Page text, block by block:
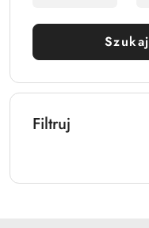
Szukaj
Filtruj